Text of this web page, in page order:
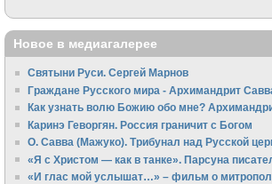
Новое в медиагалерее
Святыни Руси. Сергей Марнов
Граждане Русского мира - Архимандрит
Как узнать волю Божию обо мне?
Каринэ Геворгян. Россия граничит с Богом
О. Савва (Мажуко). Трибунал над Русской
«Я с Христом — как в танке». Парсуна
«И глас мой услышат…» – фильм о